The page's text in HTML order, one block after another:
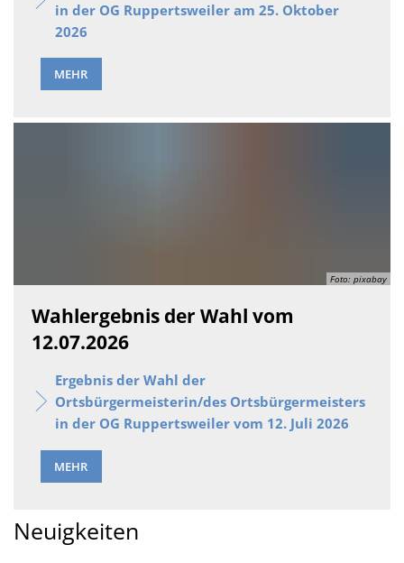
in der OG Ruppertsweiler am 25. Oktober
2026
MEHR
Foto: pixabay
Wahlergebnis der Wahl vom
12.07.2026
Ergebnis der Wahl der
Ortsbürgermeisterin/des Ortsbürgermeisters
in der OG Ruppertsweiler vom 12. Juli 2026
MEHR
Neuigkeiten